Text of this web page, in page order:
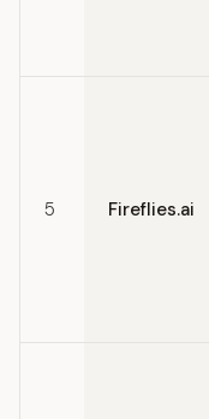
5 Fireflies.ai